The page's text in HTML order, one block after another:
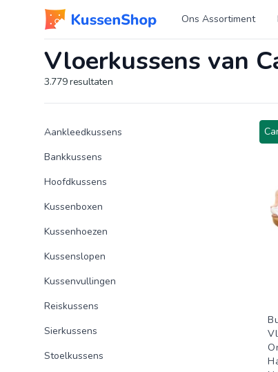
Logo www.kussenshop.nl Ons Assortiment
Vloerkussens van
3.779resultaten
Producten
Product categorieën
Aankleedkussens
Bankkussens
Hoofdkussens
Kussenboxen
Kussenhoezen
Kussenslopen
Kussenvullingen
Reiskussens
Sierkussens
Stoelkussens